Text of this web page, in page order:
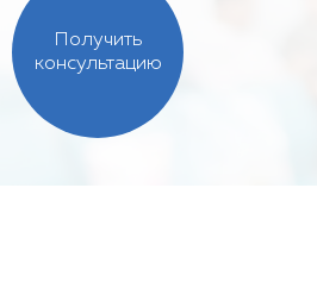
Получить
консультацию